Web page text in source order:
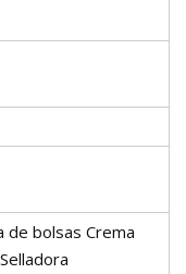
de bolsas Crema